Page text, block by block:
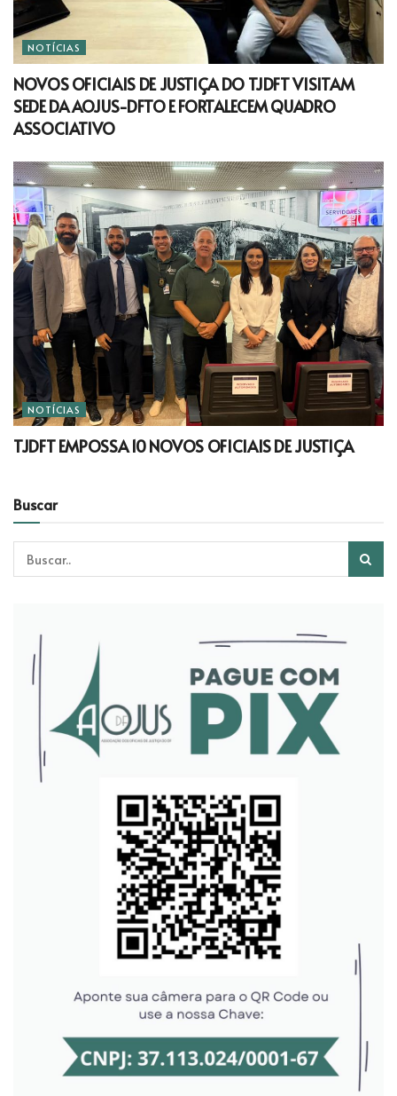
NOTÍCIAS
NOVOS OFICIAIS DE JUSTIÇA DO TJDFT VISITAM
SEDE DA AOJUS-DFTO E FORTALECEM QUADRO
ASSOCIATIVO
NOTÍCIAS
TJDFT EMPOSSA 10 NOVOS OFICIAIS DE JUSTIÇA
Buscar